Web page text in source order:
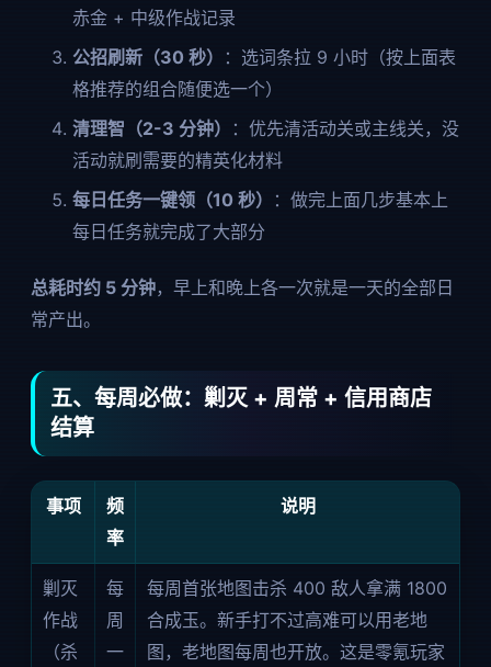
赤金 + 中级作战记录
公招刷新（30 秒）
：选词条拉 9 小时（按上面表
格推荐的组合随便选一个）
清理智（2-3 分钟）
：优先清活动关或主线关，没
活动就刷需要的精英化材料
每日任务一键领（10 秒）
：做完上面几步基本上
每日任务就完成了大部分
总耗时约 5 分钟，早上和晚上各一次就是一天的全部日
常产出。
五、每周必做：剿灭 + 周常 + 信用商店
结算
事项
频
率
说明
剿灭
作战
（杀
每
周
一
每周首张地图击杀 400 敌人拿满 1800
合成玉。新手打不过高难可以用老地
图，老地图每周也开放。这是零氪玩家